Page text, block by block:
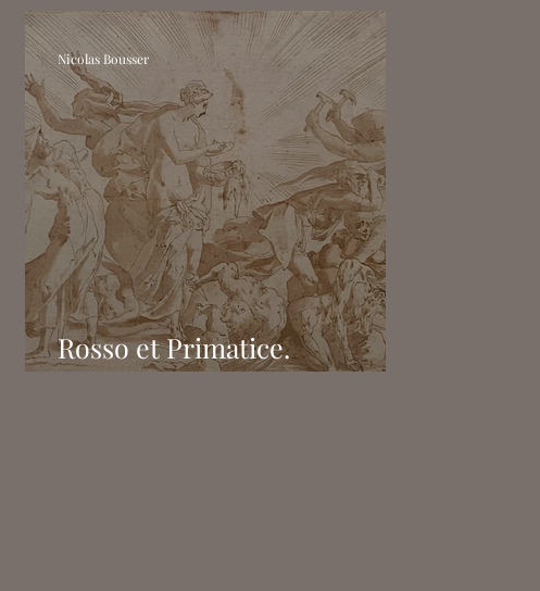
Rosso et Primatice.
Renaissance à Fontainebleau
Nicolas Bousser